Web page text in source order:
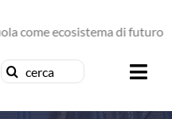
ecosistema di futuro
Cerca